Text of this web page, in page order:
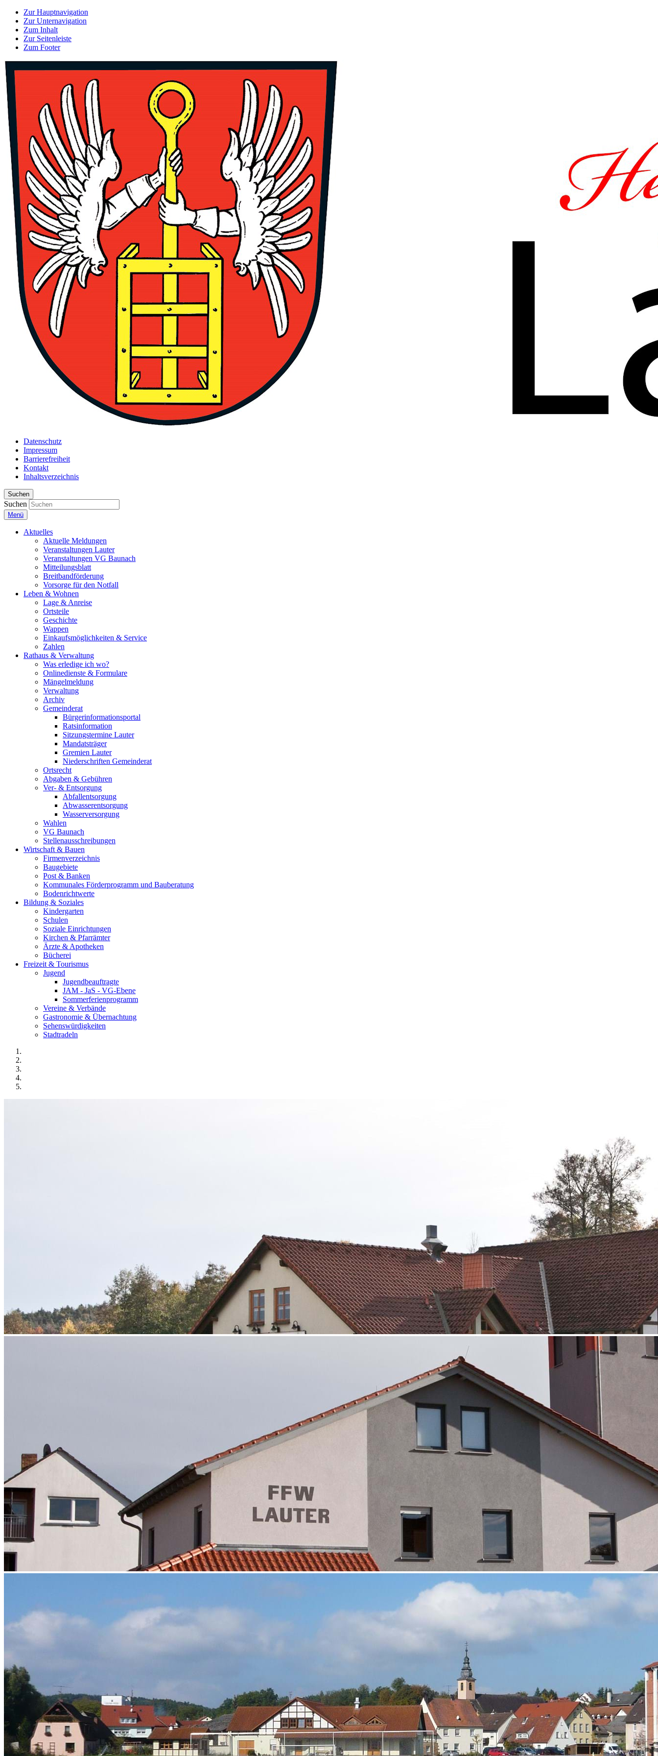
Zur Hauptnavigation
Zur Unternavigation
Zum Inhalt
Zur Seitenleiste
Zum Footer
Datenschutz
Impressum
Barrierefreiheit
Kontakt
Inhaltsverzeichnis
Suchen
Suchen
Menü
Aktuelles
Aktuelle Meldungen
Veranstaltungen Lauter
Veranstaltungen VG Baunach
Mitteilungsblatt
Breitbandförderung
Vorsorge für den Notfall
Leben & Wohnen
Lage & Anreise
Ortsteile
Geschichte
Wappen
Einkaufsmöglichkeiten & Service
Zahlen
Rathaus & Verwaltung
Was erledige ich wo?
Onlinedienste & Formulare
Mängelmeldung
Verwaltung
Archiv
Gemeinderat
Bürgerinformationsportal
Ratsinformation
Sitzungstermine Lauter
Mandatsträger
Gremien Lauter
Niederschriften Gemeinderat
Ortsrecht
Abgaben & Gebühren
Ver- & Entsorgung
Abfallentsorgung
Abwasserentsorgung
Wasserversorgung
Wahlen
VG Baunach
Stellenausschreibungen
Wirtschaft & Bauen
Firmenverzeichnis
Baugebiete
Post & Banken
Kommunales Förderprogramm und Bauberatung
Bodenrichtwerte
Bildung & Soziales
Kindergarten
Schulen
Soziale Einrichtungen
Kirchen & Pfarrämter
Ärzte & Apotheken
Bücherei
Freizeit & Tourismus
Jugend
Jugendbeauftragte
JAM - JaS - VG-Ebene
Sommerferienprogramm
Vereine & Verbände
Gastronomie & Übernachtung
Sehenswürdigkeiten
Stadtradeln